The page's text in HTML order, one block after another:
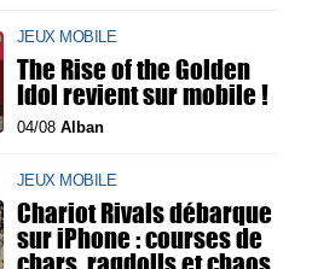
JEUX MOBILE
The Rise of the Golden
Idol revient sur mobile !
04/08 Alban
JEUX MOBILE
Chariot Rivals débarque
sur iPhone : courses de